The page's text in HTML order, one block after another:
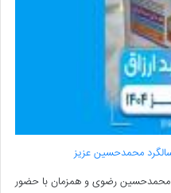
محمدحسین عزیز
محمدحسین رضوی و همزمان با حضور